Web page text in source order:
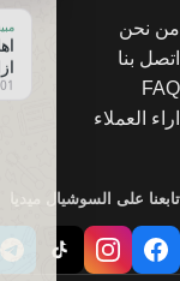
من نحن
اتصل بنا
FAQ
اراء العملاء
تابعنا على السوشيال ميديا